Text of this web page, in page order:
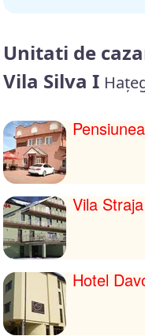
Unitati de
Vila Silva I
Vila Straja
Hotel